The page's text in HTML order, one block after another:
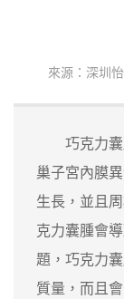
來源：深圳
巧克力囊
巢子宮內膜
生長，並且
克力囊腫會
題，巧克力
質量，而且